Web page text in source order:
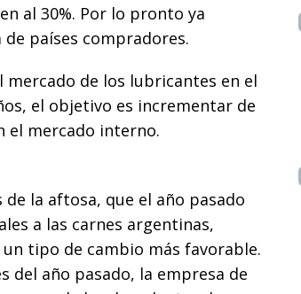
al 30%. Por lo pronto ya
países compradores.
de los lubricantes en el
el objetivo es incrementar de
el mercado interno.
de la aftosa, que el año pasado
a las carnes argentinas,
tipo de cambio más favorable.
del año pasado, la empresa de